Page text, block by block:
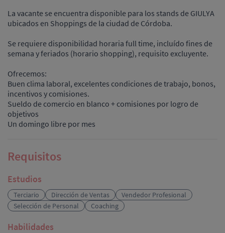
La vacante se encuentra disponible para los stands de GIULYA
ubicados en Shoppings de la ciudad de Córdoba.
Se requiere disponibilidad horaria full time, incluído fines de
semana y feriados (horario shopping), requisito excluyente.
Ofrecemos:
Buen clima laboral, excelentes condiciones de trabajo, bonos,
incentivos y comisiones.
Sueldo de comercio en blanco + comisiones por logro de
objetivos
Un domingo libre por mes
Requisitos
Estudios
Terciario Dirección de Ventas
Vendedor Profesional
Selección de Personal
Coaching
Habilidades